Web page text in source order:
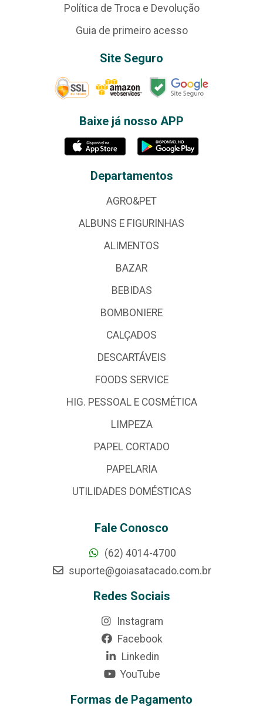
Política de Troca e Devolução
Guia de primeiro acesso
Site Seguro
Baixe já nosso APP
Departamentos
AGRO&PET
ALBUNS E FIGURINHAS
ALIMENTOS
BAZAR
BEBIDAS
BOMBONIERE
CALÇADOS
DESCARTÁVEIS
FOODS SERVICE
HIG. PESSOAL E COSMÉTICA
LIMPEZA
PAPEL CORTADO
PAPELARIA
UTILIDADES DOMÉSTICAS
Fale Conosco
(62) 4014-4700
suporte@goiasatacado.com.br
Redes Sociais
Instagram
Facebook
Linkedin
YouTube
Formas de Pagamento